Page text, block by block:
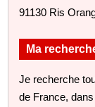
91130 Ris
Ma
Je recherche
de France,